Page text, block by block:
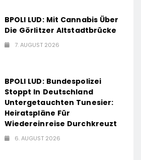
BPOLI LUD: Mit Cannabis Über
Die Görlitzer Altstadtbrücke
7. AUGUST 2026
BPOLI LUD: Bundespolizei
Stoppt In Deutschland
Untergetauchten Tunesier:
Heiratspläne Für
Wiedereinreise Durchkreuzt
6. AUGUST 2026